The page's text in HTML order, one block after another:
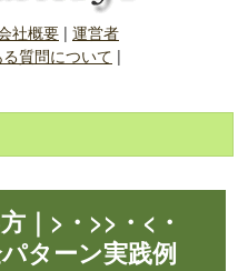
社概要| 運営者
質問について |
｜>・>>・<・
ターン実践例